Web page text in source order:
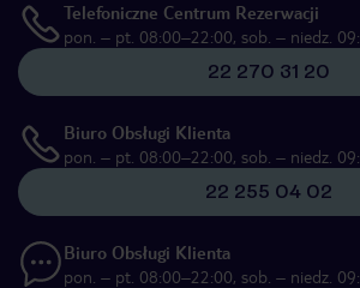
Telefoniczne Centrum Rezerwacji
pon. – pt. 08:00–22:00, sob. – niedz.
22 270 31 20
Biuro Obsługi Klienta
pon. – pt. 08:00–22:00, sob. – niedz.
22 255 04 02
Biuro Obsługi Klienta
pon. – pt. 08:00–22:00, sob. – niedz.